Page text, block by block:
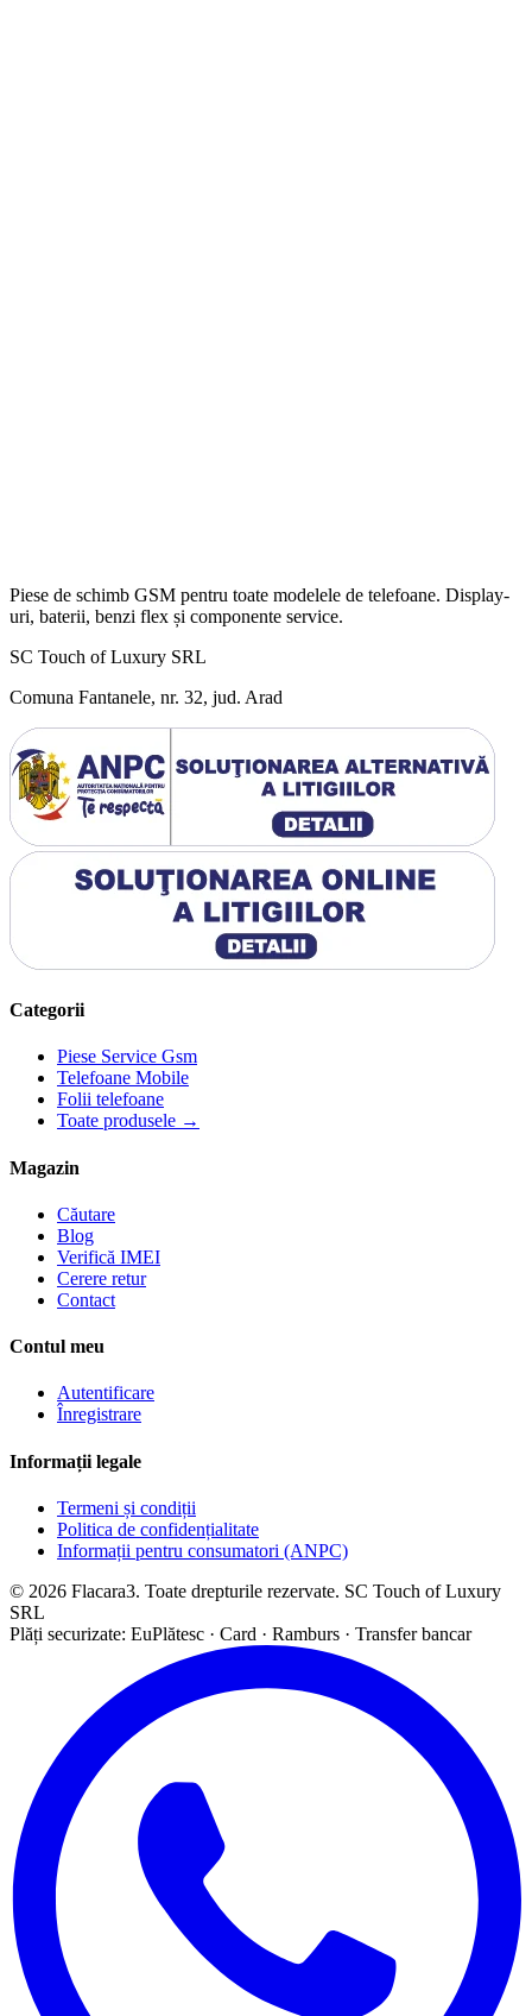
Piese de schimb GSM pentru toate modelele de telefoane. Display-
uri, baterii, benzi flex și componente service.
SC Touch of Luxury SRL
Comuna Fantanele, nr. 32, jud. Arad
Categorii
Piese Service Gsm
Telefoane Mobile
Folii telefoane
Toate produsele →
Magazin
Căutare
Blog
Verifică IMEI
Cerere retur
Contact
Contul meu
Autentificare
Înregistrare
Informații legale
Termeni și condiții
Politica de confidențialitate
Informații pentru consumatori (ANPC)
© 2026 Flacara3. Toate drepturile rezervate. SC Touch of Luxury
SRL
Plăți securizate: EuPlătesc · Card · Ramburs · Transfer bancar